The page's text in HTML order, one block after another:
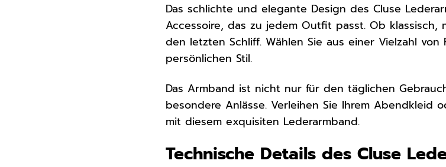
Das schlichte und elegante Design des Cluse
Accessoire, das zu jedem Outfit passt. Ob
den letzten Schliff. Wählen Sie aus einer Vielzahl
persönlichen Stil.
Das Armband ist nicht nur für den täglichen
besondere Anlässe. Verleihen Sie Ihrem Abendkleid
mit diesem exquisiten Lederarmband.
Technische Details des Cluse